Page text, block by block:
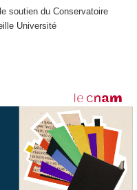
soutien du Conservatoire
Université